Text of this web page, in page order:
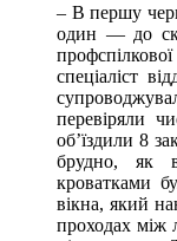
– В першу
один — до
спеціаліст
перевіряли
об’їздили 8
брудно, як
кроватками
вікна, який
проходах між